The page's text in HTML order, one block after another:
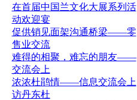
在首届中国兰文化大展系列活
动欢迎宴
促供销见面架沟通桥梁——零
售业交流
难得的相聚，难忘的朋友——
交流会上
浓浓杜鹃情——信息交流会上
访丹东杜